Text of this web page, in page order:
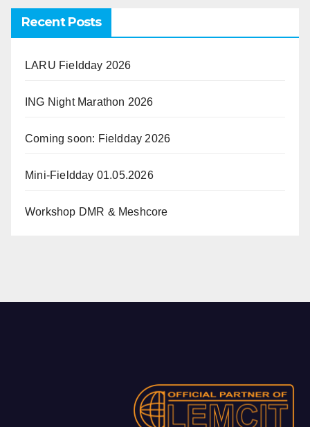
Recent Posts
LARU Fieldday 2026
ING Night Marathon 2026
Coming soon: Fieldday 2026
Mini-Fieldday 01.05.2026
Workshop DMR & Meshcore